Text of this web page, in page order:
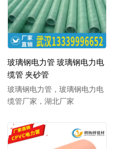
玻璃钢电力管 玻璃钢电力电
缆管 夹砂管
玻璃钢电力管，玻璃钢电力电
缆管厂家，湖北厂家